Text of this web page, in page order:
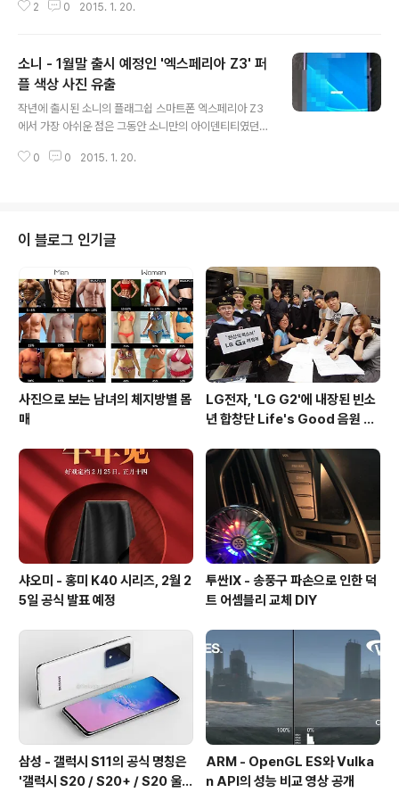
HTC One M9는 기존과 닮은 꼴의 디자인을 보여주고 있
라로 성능을 향상시킨것이 특징입니다. 그외에도 M9는 M
8과 같은 색상 라인업을 가질 것이며, 퀄컴의 스냅드래곤
810 옥타코어 프로세서 및 돌비 5.1 오디오 기술과 Sens
e UI 7을 탑재할 것으로 알려졌습니다. * 최근 안투투에
인치 FullHD(1920 * 1080) 디스플레이, 스냅드래곤..
2 0 2015. 1. 20.
소니 - 1월말 출시 예정인 '엑스페리아 Z3' 퍼
플 색상 사진 유출
작년에 출시된 소니의 플래그쉽 스마트폰 엑스페리아 Z3
에서 가장 아쉬운 점은 그동안 소니만의 아이덴티티였던
퍼플대신 그린, 코퍼등 새로운 색상을 추가했으나 '퍼플'의
진을 함께 소개하고 이미 발매할 상태이며, 중국과 대만에
서 발매될 것임을 전했습니다. 다만, 새로운 엑스페리아 Z
3 퍼플은 안드로이드 5.0 롤리팝으로 OS가 업그레이드
되었을뿐 기존과 동일한 스펙을 가지고 있으며, 중국과 대
만외에 타 지역에서 발매할지는 확인되지 않았습니다. 출
처 : ePrice
0 0 2015. 1. 20.
이 블로그 인기글
사진으로 보는 남녀의 체지방별 몸
매
LG전자, 'LG G2'에 내장된 빈소
년 합창단 Life's Good 음원 공
샤오미 - 홍미 K40 시리즈, 2월 2
5일 공식 발표 예정
투싼IX - 송풍구 파손으로 인한 덕
트 어셈블리 교체 DIY
삼성 - 갤럭시 S11의 공식 명칭은
'갤럭시 S20 / S20+ / S20 울트
ARM - OpenGL ES와 Vulka
n API의 성능 비교 영상 공개